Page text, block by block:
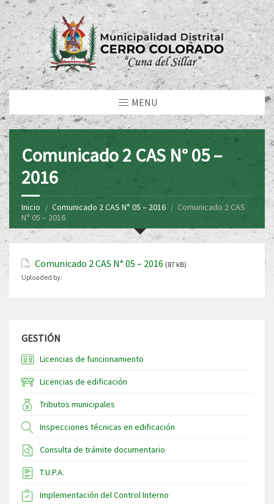
MENU
Comunicado 2 CAS N° 05 –
2016
Inicio Comunicado 2 CAS N° 05 – 2016
Comunicado 2 CAS
N° 05 – 2016
Comunicado 2 CAS N° 05 – 2016 (87 kB)
Uploaded by:
GESTIÓN
Licencias de funcionamiento
Licencias de edificación
Tributos municipales
Inspecciones técnicas en edificación
Consulta de trámite documentario
T.U.P.A.
Implementación del Control Interno